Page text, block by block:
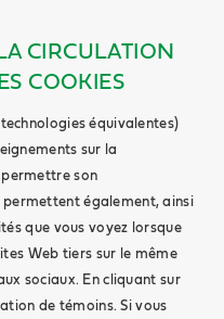
CIRCULATION
COOKIES
équivalentes)
sur la
son
également, ainsi
que vous voyez lorsque
Web tiers sur le même
sociaux. En cliquant sur
de témoins. Si vous